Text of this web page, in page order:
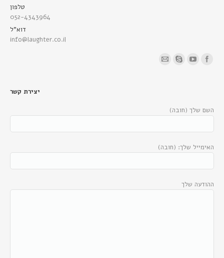
טלפון
052-4343964
דוא"ל
info@laughter.co.il
יצירת קשר
השם שלך (חובה)
האימייל שלך: (חובה)
ההודעה שלך